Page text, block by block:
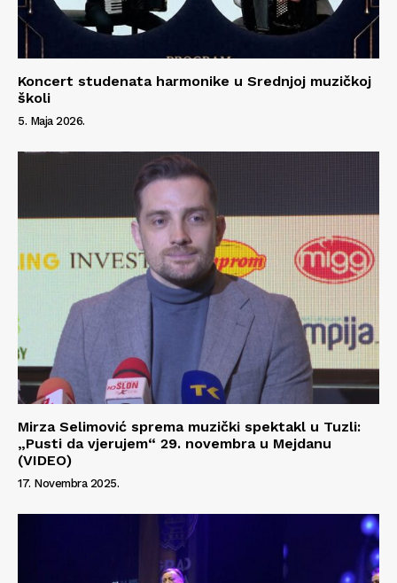
O nama
Kontakt
Koncert studenata harmonike u Srednjoj muzičkoj
školi
5. Maja 2026.
Mirza Selimović sprema muzički spektakl u Tuzli:
„Pusti da vjerujem“ 29. novembra u Mejdanu
(VIDEO)
17. Novembra 2025.